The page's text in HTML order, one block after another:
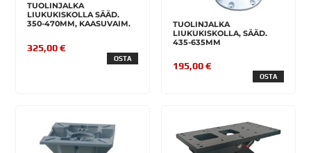
TUOLINJALKA
LIUKUKISKOLLA SÄÄD.
350-470MM, KAASUVAIM.
325,00 €
OSTA
TUOLINJALKA
LIUKUKISKOLLA, SÄÄD.
435-635MM
195,00 €
OSTA